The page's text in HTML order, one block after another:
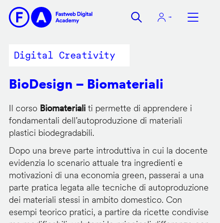
contenuto
Digital Creativity
BioDesign – Biomateriali
Il corso Biomaterialiti permette di apprendere i
fondamentali dell’autoproduzione di materiali
plastici biodegradabili.
Dopo una breve parte introduttiva in cui la docente
evidenzia lo scenario attuale tra ingredienti e
motivazioni di una economia green, passerai a una
parte pratica legata alle tecniche di autoproduzione
dei materiali stessi in ambito domestico. Con
esempi teorico pratici, a partire da ricette condivise